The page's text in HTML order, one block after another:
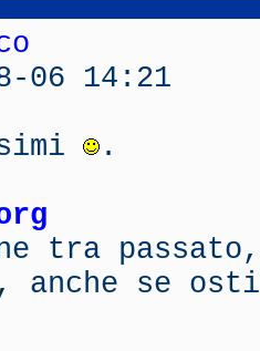
06 14:21
.
tra
anche se